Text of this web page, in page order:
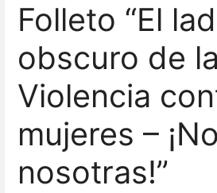
Folleto “El
obscuro de
Violencia
mujeres –
nosotras!”